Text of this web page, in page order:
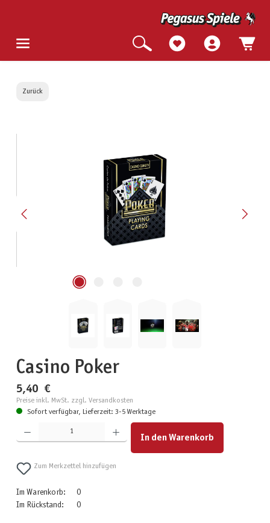
Zurück
Casino Poker
5,40 €
Preise inkl. MwSt. zzgl. Versandkosten
Sofort verfügbar, Lieferzeit: 3-5 Werktage
Produkt Anzahl: Gib den gewünschten Wert ein oder benutze die Schaltflächen um die Anzahl zu
In den Warenkorb
Zum Merkzettel hinzufügen
Im Warenkorb:
0
Im Rückstand:
0